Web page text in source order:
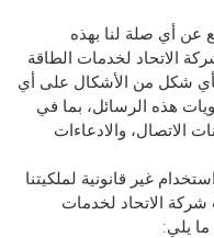
عن أي صلة لنا بهذه
الاتحاد لخدمات الطاقة
شكل من الأشكال على أي
هذه الرسائل، بما في
الاتصال، والادعاءات
غير قانونية لملكيتنا
شركة الاتحاد لخدمات
يلي: